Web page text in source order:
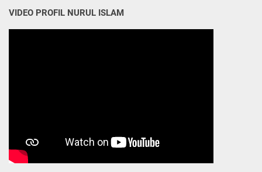
VIDEO PROFIL NURUL ISLAM